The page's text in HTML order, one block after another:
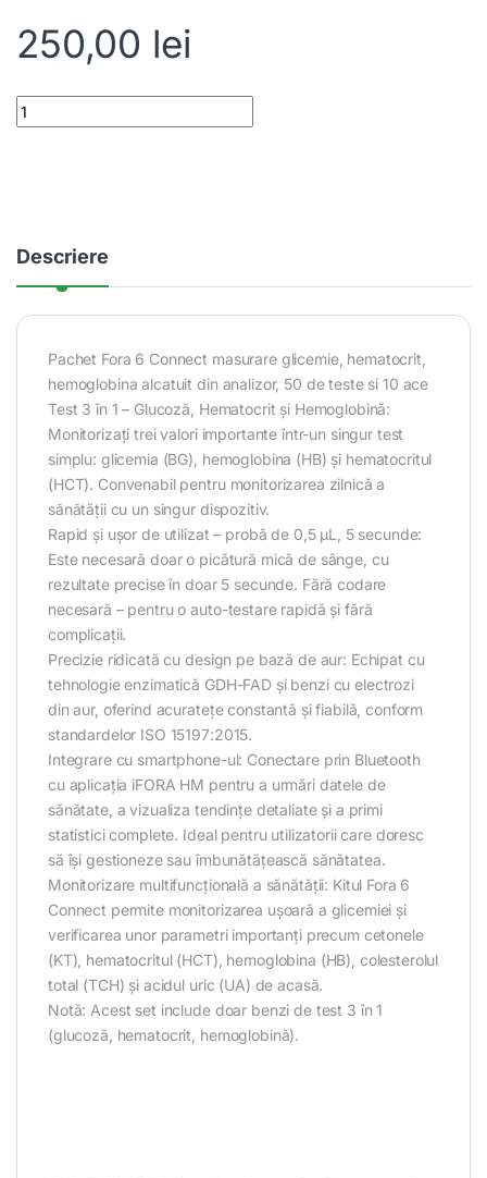
250,00 lei
Pachet Fora 6 Connect masurare glicemie, hematocrit,
Descriere
Pachet Fora 6 Connect masurare glicemie, hematocrit,
hemoglobina alcatuit din analizor, 50 de teste si 10 ace
Test 3 în 1 – Glucoză, Hematocrit și Hemoglobină:
Monitorizați trei valori importante într-un singur test
simplu: glicemia (BG), hemoglobina (HB) și hematocritul
(HCT). Convenabil pentru monitorizarea zilnică a
sănătății cu un singur dispozitiv.
Rapid și ușor de utilizat – probă de 0,5 µL, 5 secunde:
Este necesară doar o picătură mică de sânge, cu
rezultate precise în doar 5 secunde. Fără codare
necesară – pentru o auto-testare rapidă și fără
complicații.
Precizie ridicată cu design pe bază de aur: Echipat cu
tehnologie enzimatică GDH-FAD și benzi cu electrozi
din aur, oferind acuratețe constantă și fiabilă, conform
standardelor ISO 15197:2015.
Integrare cu smartphone-ul: Conectare prin Bluetooth
cu aplicația iFORA HM pentru a urmări datele de
sănătate, a vizualiza tendințe detaliate și a primi
statistici complete. Ideal pentru utilizatorii care doresc
să își gestioneze sau îmbunătățească sănătatea.
Monitorizare multifuncțională a sănătății: Kitul Fora 6
Connect permite monitorizarea ușoară a glicemiei și
verificarea unor parametri importanți precum cetonele
(KT), hematocritul (HCT), hemoglobina (HB), colesterolul
total (TCH) și acidul uric (UA) de acasă.
Notă: Acest set include doar benzi de test 3 în 1
(glucoză, hematocrit, hemoglobină).